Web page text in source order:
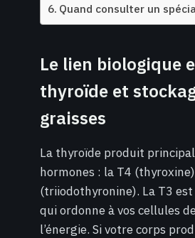
Quand consulter un
Le lien biologique
thyroïde et
graisses
La thyroïde produit
hormones : la T4
(triiodothyronine). La T3
qui ordonne à vos cellules
l’énergie. Si votre corps